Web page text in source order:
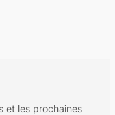
et les prochaines